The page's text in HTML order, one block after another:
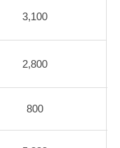
3,100
2,800
800